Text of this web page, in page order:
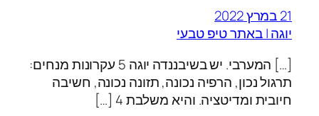
21 במרץ 2022
יוגה | באתר טיפ טבעי
[…] המערבי. יש בשיבננדה יוגה 5 עקרונות מנחים:
תרגול נכון, הרפיה נכונה, תזונה נכונה, חשיבה
חיובית ומדיטציה. והיא משלבת 4 […]